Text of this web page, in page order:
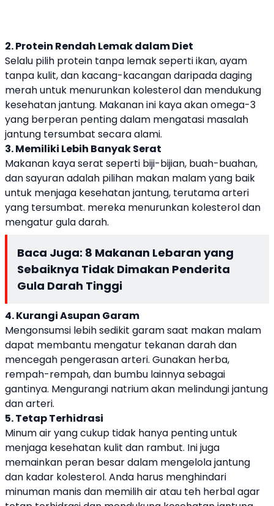
2. Protein Rendah Lemak dalam Diet
Selalu pilih protein tanpa lemak seperti ikan, ayam
tanpa kulit, dan kacang-kacangan daripada daging
merah untuk menurunkan kolesterol dan mendukung
kesehatan jantung. Makanan ini kaya akan omega-3
yang berperan penting dalam mengatasi masalah
jantung tersumbat secara alami.
3. Memiliki Lebih Banyak Serat
Makanan kaya serat seperti biji-bijian, buah-buahan,
dan sayuran adalah pilihan makan malam yang baik
untuk menjaga kesehatan jantung, terutama arteri
yang tersumbat. mereka menurunkan kolesterol dan
mengatur gula darah.
Baca Juga: 8 Makanan Lebaran yang
Sebaiknya Tidak Dimakan Penderita
Gula Darah Tinggi
4. Kurangi Asupan Garam
Mengonsumsi lebih sedikit garam saat makan malam
dapat membantu mengatur tekanan darah dan
mencegah pengerasan arteri. Gunakan herba,
rempah-rempah, dan bumbu lainnya sebagai
gantinya. Mengurangi natrium akan melindungi jantung
dan arteri.
5. Tetap Terhidrasi
Minum air yang cukup tidak hanya penting untuk
menjaga kesehatan kulit dan rambut. Ini juga
memainkan peran besar dalam mengelola jantung
dan kadar kolesterol. Anda harus menghindari
minuman manis dan memilih air atau teh herbal agar